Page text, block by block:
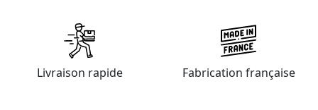
Livraison rapide Fabrication française